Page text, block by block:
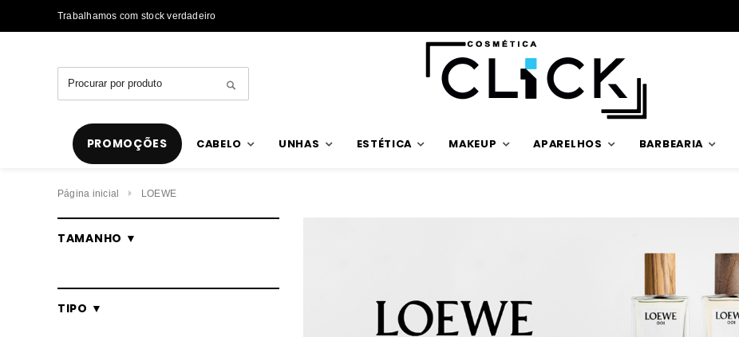
Trabalhamos com stock verdadeiro
PROMOÇÕES CABELO UNHAS ESTÉTICA MAKEUP APARELHOS BARBEARIA
Página inicial LOEWE
TAMANHO ▼
TIPO ▼